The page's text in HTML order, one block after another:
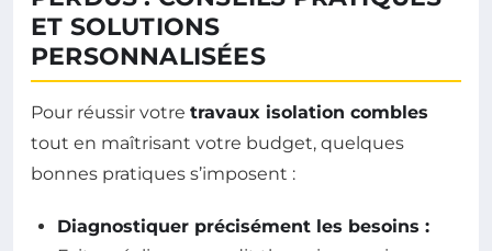
ET SOLUTIONS
PERSONNALISÉES
Pour réussir votre travaux isolation combles
tout en maîtrisant votre budget, quelques
bonnes pratiques s’imposent :
Diagnostiquer précisément les besoins :